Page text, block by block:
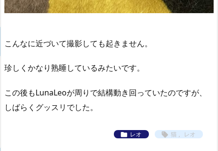
こんなに近づいて撮影しても起きません。
珍しくかなり熟睡しているみたいです。
この後もLunaLeoが周りで結構動き回っていたのですが、
しばらくグッスリでした。
 レオ  猫 , レオ